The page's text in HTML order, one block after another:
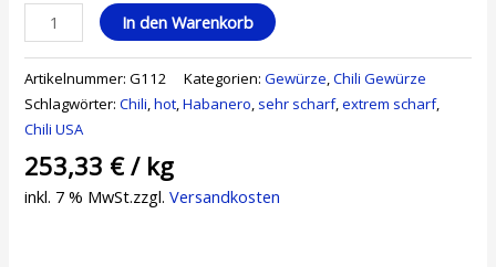
In den Warenkorb
Artikelnummer:G112 Kategorien:Gewürze,Chili Gewürze
Schlagwörter:Chili,hot,Habanero, sehr scharf,extrem scharf,
Chili USA
253,33 €/ kg
inkl. 7 % MwSt.zzgl.Versandkosten